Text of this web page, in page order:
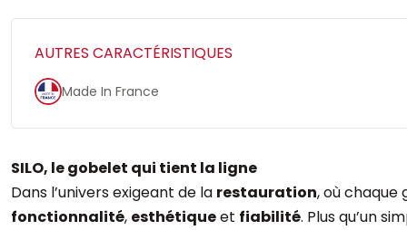
AUTRES CARACTÉRISTIQUES
Made In France
SILO, le gobelet qui tient la ligne
Dans l’univers exigeant de la restauration, où
fonctionnalité, esthétiqueet fiabilité. Plus qu’un